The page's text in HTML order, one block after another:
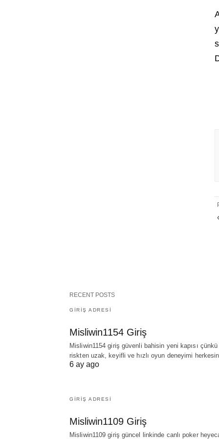
RECENT POSTS
GIRIŞ ADRESI
Misliwin1154 Giriş
Misliwin1154 giriş güvenli bahisin yeni kapısı çünkü
riskten uzak, keyifli ve hızlı oyun deneyimi
6 ay ago
GIRIŞ ADRESI
Misliwin1109 Giriş
Misliwin1109 giriş güncel linkinde canlı poker